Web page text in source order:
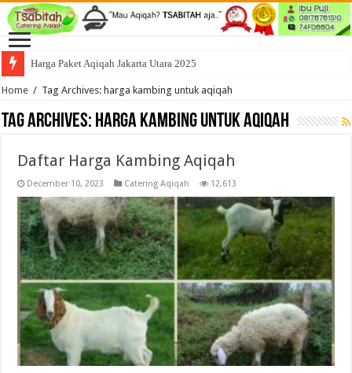
Harga Paket Aqiqah Jakarta Utara 2025
Home / Tag Archives: harga kambing untuk aqiqah
Tag Archives: harga kambing untuk aqiqah
Daftar Harga Kambing Aqiqah
December 10, 2023 Catering Aqiqah 12,613